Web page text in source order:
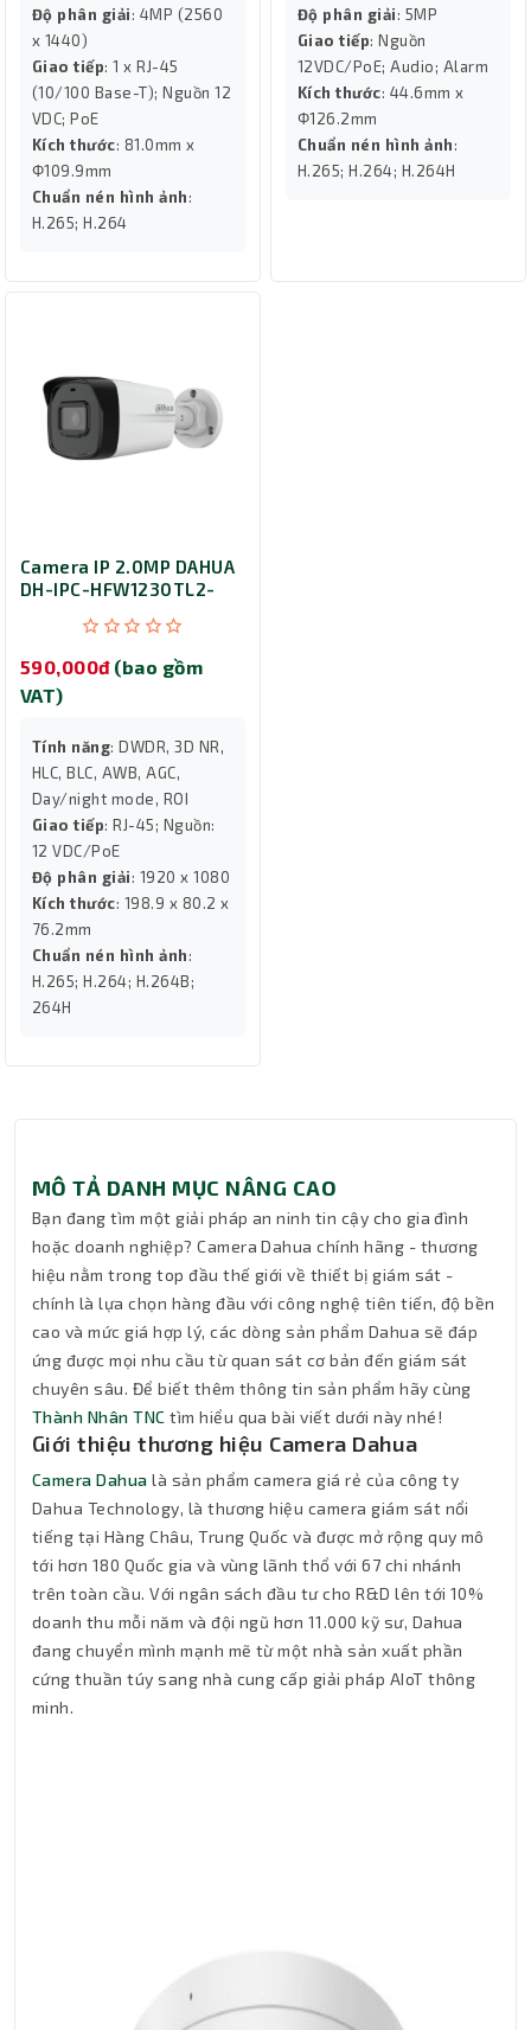
Độ phân giải: 4MP (2560
x 1440)
Giao tiếp: 1 x RJ-45
(10/100 Base-T); Nguồn 12
VDC; PoE
Kích thước: 81.0mm x
Φ109.9mm
Chuẩn nén hình ảnh:
H.265; H.264
Độ phân giải: 5MP
Giao tiếp: Nguồn
12VDC/PoE; Audio; Alarm
Kích thước: 44.6mm x
Φ126.2mm
Chuẩn nén hình ảnh:
H.265; H.264; H.264H
Camera IP 2.0MP DAHUA
DH-IPC-HFW1230TL2-
590,000đ (bao gồm
VAT)
Tính năng: DWDR, 3D NR,
HLC, BLC, AWB, AGC,
Day/night mode, ROI
Giao tiếp: RJ-45; Nguồn:
12 VDC/PoE
Độ phân giải: 1920 x 1080
Kích thước: 198.9 x 80.2 x
76.2mm
Chuẩn nén hình ảnh:
H.265; H.264; H.264B;
264H
MÔ TẢ DANH MỤC NÂNG CAO
Bạn đang tìm một giải pháp an ninh tin cậy cho gia đình
hoặc doanh nghiệp? Camera Dahua chính hãng - thương
hiệu nằm trong top đầu thế giới về thiết bị giám sát -
chính là lựa chọn hàng đầu với công nghệ tiên tiến, độ bền
cao và mức giá hợp lý, các dòng sản phẩm Dahua sẽ đáp
ứng được mọi nhu cầu từ quan sát cơ bản đến giám sát
chuyên sâu. Để biết thêm thông tin sản phẩm hãy cùng
Thành Nhân TNC tìm hiểu qua bài viết dưới này nhé!
Giới thiệu thương hiệu Camera Dahua
Camera Dahua là sản phẩm camera giá rẻ của công ty
Dahua Technology, là thương hiệu camera giám sát nổi
tiếng tại Hàng Châu, Trung Quốc và được mở rộng quy mô
tới hơn 180 Quốc gia và vùng lãnh thổ với 67 chi nhánh
trên toàn cầu. Với ngân sách đầu tư cho R&D lên tới 10%
doanh thu mỗi năm và đội ngũ hơn 11.000 kỹ sư, Dahua
đang chuyển mình mạnh mẽ từ một nhà sản xuất phần
cứng thuần túy sang nhà cung cấp giải pháp AIoT thông
minh.